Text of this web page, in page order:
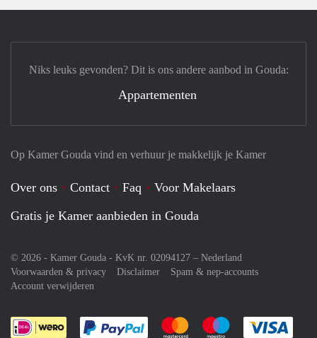
Op Kamer Gouda vind en verhuur je makkelijk je Kamer
Over ons Contact Faq
Voor Makelaars
Gratis je Kamer aanbieden in Gouda
© 2026 - Kamer Gouda - KvK nr. 02094127 – Nederland
Voorwaarden & privacy
Disclaimer
Spam & nep-accounts
Account verwijderen
Je rekent gemakkelijk af met Paypal
Je rekent gemakkelijk af met
Je rekent
Niks leuks gevonden? Dit is ons andere aanbod in Gouda:
Appartementen